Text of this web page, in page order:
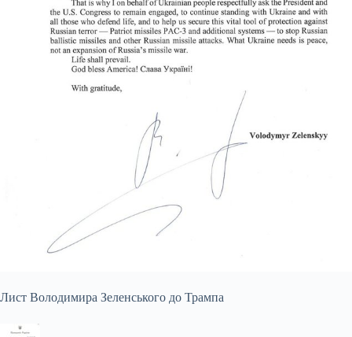
Лист Володимира Зеленського до Трампа